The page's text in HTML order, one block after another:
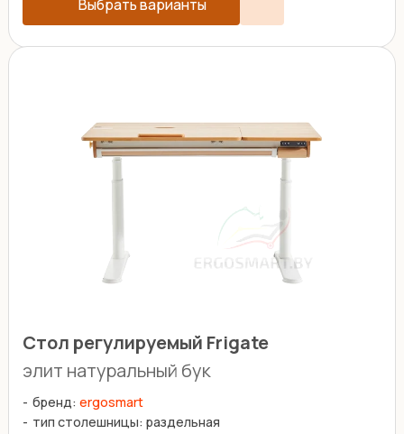
Выбрать варианты
Стол регулируемый Frigate
элит натуральный бук
бренд: ergosmart
тип столешницы: раздельная